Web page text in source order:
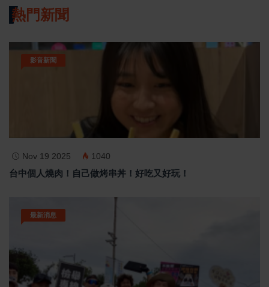
熱門新聞
影音新聞
Nov 19 2025 1040
台中個人燒肉！自己做烤串丼！好吃又好玩！
最新消息